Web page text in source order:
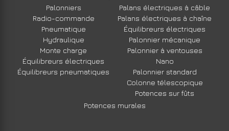
Palonniers
Radio-commande
Pneumatique
Hydraulique
Monte charge
Équilibreurs électriques
Équilibreurs pneumatiques
Palans électriques à câble
Palans électriques à chaîne
Équilibreurs électriques
Palonnier mécanique
Palonnier à ventouses
Nano
Palonnier standard
Colonne télescopique
Potences sur fûts
Potences murales